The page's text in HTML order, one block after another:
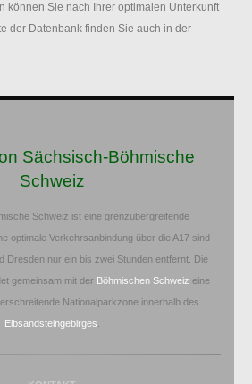
können Sie nach Ihrer optimalen Unterkunft
der Datenbank finden Sie auch in der
Sächsisch-Böhmische
Schweiz
Schweiz ist eine grenzübergreifende
optimale Verkehrsanbindung über die A17 sind
Dresden nur ein bis zwei Stunden entfernt. Die
gemeinsam mit der Böhmischen Schweiz eine
Nationalparkzone innerhalb des
Elbsandsteingebirges